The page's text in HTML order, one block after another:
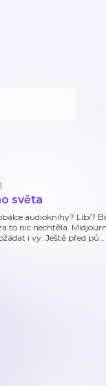
světa
audioknihy? Líbí?
to nic nechtěla.
i vy. Ještě před pů…